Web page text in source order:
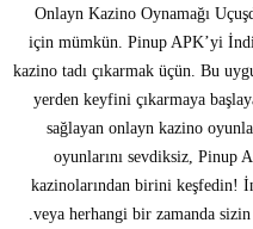
Onlayn Kazino Oynamağı
için mümkün. Pinup APK’yi
kazino tadı çıkarmak üçün. Bu
yerden keyfini çıkarmaya
sağlayan onlayn kazino
oyunlarını sevdiksiz, Pinup
kazinolarından birini keşfedin!
veya herhangi bir zamanda